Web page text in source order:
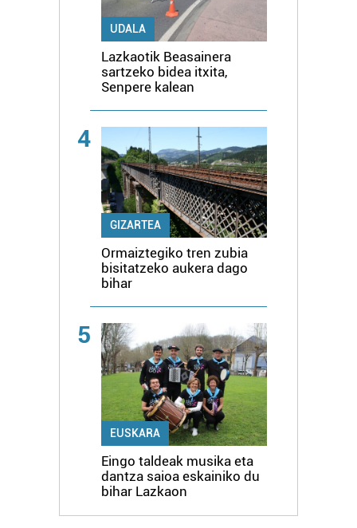
UDALA
Lazkaotik Beasainera
sartzeko bidea itxita,
Senpere kalean
4
GIZARTEA
Ormaiztegiko tren zubia
bisitatzeko aukera dago
bihar
5
EUSKARA
Eingo taldeak musika eta
dantza saioa eskainiko du
bihar Lazkaon